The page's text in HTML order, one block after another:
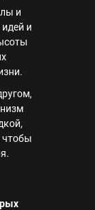
и
и
чтобы